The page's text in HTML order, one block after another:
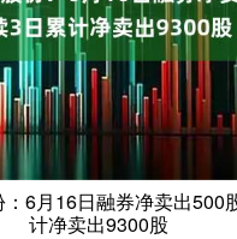
6月16日融券净卖出500
计净卖出9300股